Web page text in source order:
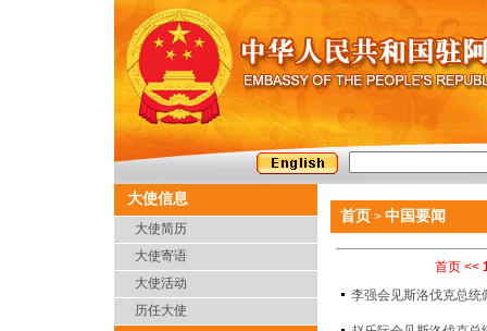
大使信息
大使简历
大使寄语
大使活动
历任大使
首页 > 中国要闻
首页 <<
李强会见斯洛伐克总统